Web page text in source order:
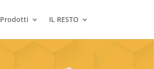
Prodotti IL RESTO